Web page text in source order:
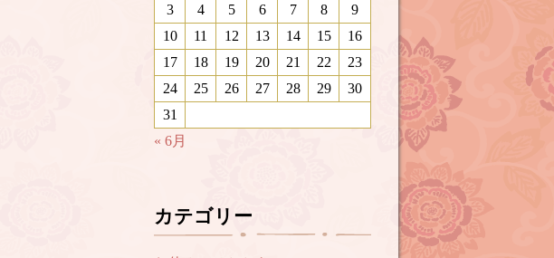
3
4 5 6 7 8
9
10
11 12 13 14 15
16
17
18 19 20 21 22
23
24
25 26 27 28 29
30
31
« 6月
カテゴリー